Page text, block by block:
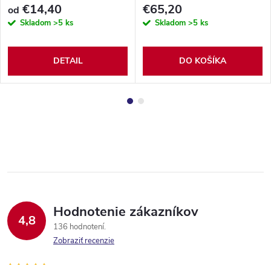
od €14,40
Skladom >5 ks
DETAIL
€65,20
Skladom >5 ks
DO KOŠÍKA
4,8 Hodnotenie zákazníkov
136 hodnotení
Zobraziť recenzie